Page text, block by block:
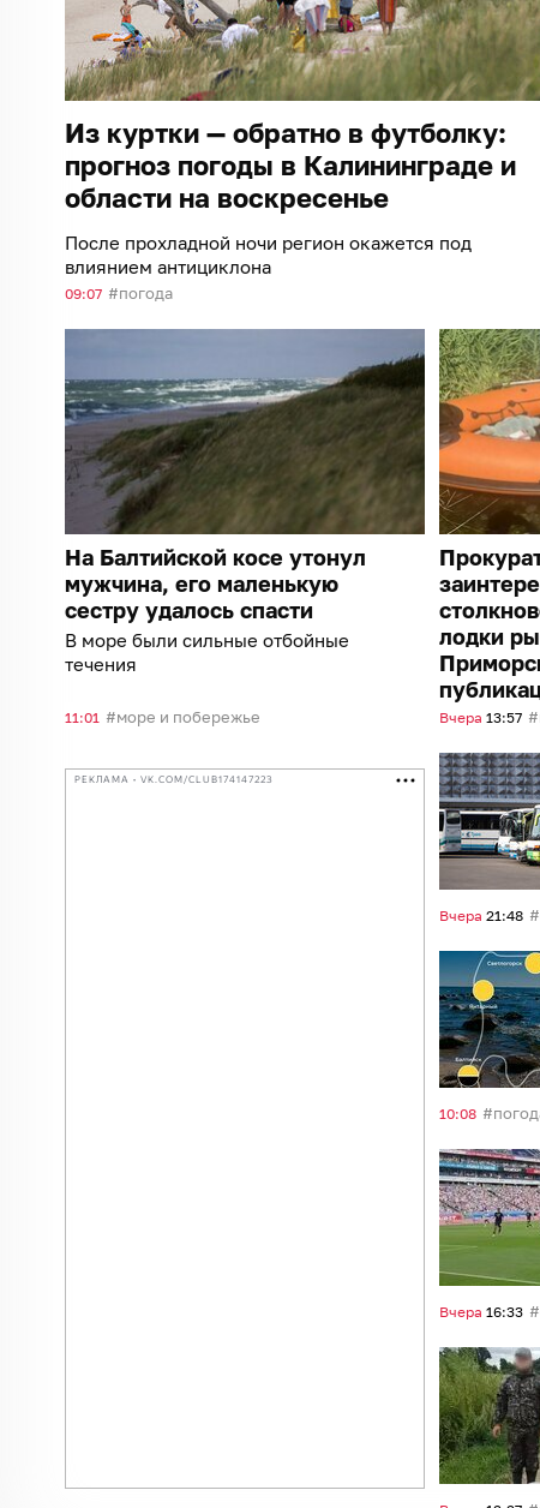
Из куртки — обратно в футболку:
прогноз погоды в Калининграде и
области на воскресенье
После прохладной ночи регион окажется под
влиянием антициклона
09:07 погода
На Балтийской косе утонул
мужчина, его маленькую
сестру удалось спасти
В море были сильные отбойные
течения
11:01 море и побережье
лодки
Вчера 13:57
РЕКЛАМА • VK.COM/CLUB174147223
Вчера 21:48
10:08
Вчера 16:33